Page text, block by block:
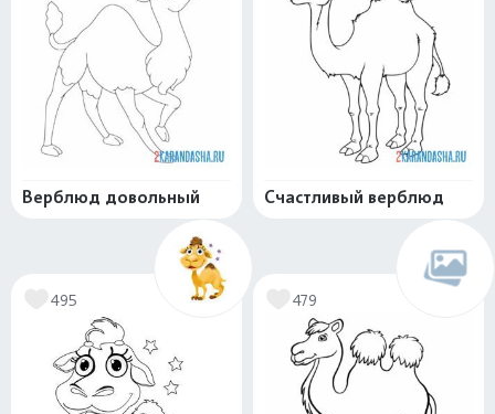
Верблюд довольный Счастливый верблюд
495 479